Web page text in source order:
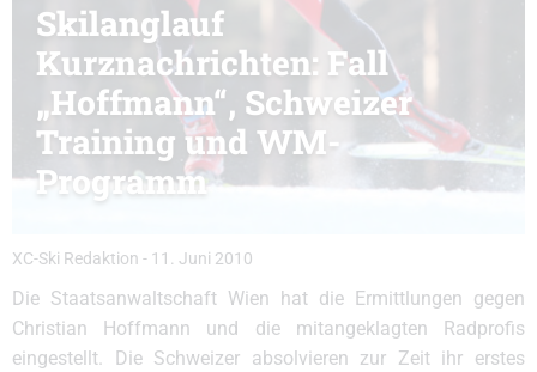
Skilanglauf
Kurznachrichten: Fall
„Hoffmann“, Schweizer
Training und WM-
Programm
XC-Ski Redaktion - 11. Juni 2010
Die Staatsanwaltschaft Wien hat die Ermittlungen gegen
Christian Hoffmann und die mitangeklagten Radprofis
eingestellt. Die Schweizer absolvieren zur Zeit ihr erstes